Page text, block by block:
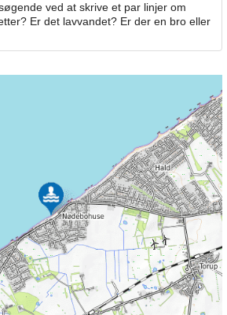
ved at skrive et par linjer om
Er det lavvandet? Er der en bro eller